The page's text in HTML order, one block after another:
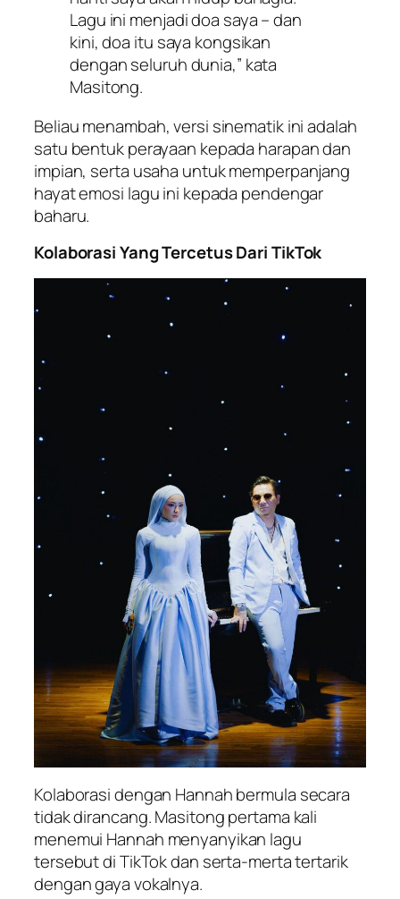
Lagu ini menjadi doa saya – dan
kini, doa itu saya kongsikan
dengan seluruh dunia,” kata
Masitong.
Beliau menambah, versi sinematik ini adalah
satu bentuk perayaan kepada harapan dan
impian, serta usaha untuk memperpanjang
hayat emosi lagu ini kepada pendengar
baharu.
Kolaborasi Yang Tercetus Dari TikTok
Kolaborasi dengan Hannah bermula secara
tidak dirancang. Masitong pertama kali
menemui Hannah menyanyikan lagu
tersebut di TikTok dan serta-merta tertarik
dengan gaya vokalnya.